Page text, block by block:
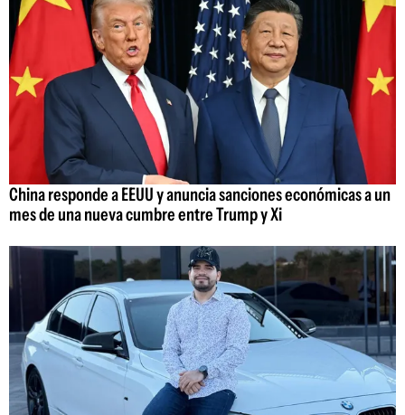
China responde a EEUU y anuncia sanciones económicas a un
mes de una nueva cumbre entre Trump y Xi